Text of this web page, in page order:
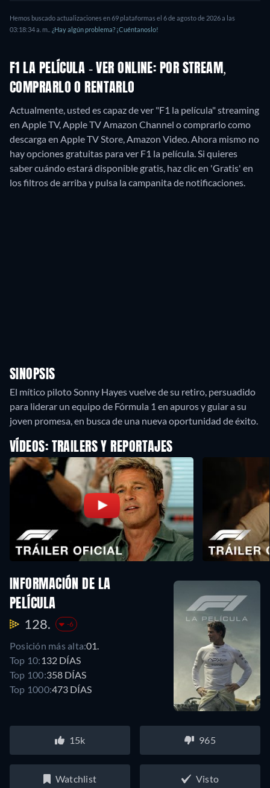
Hemos buscado actualizaciones en69plataformas el 6 de agosto de 2026a las
03:18:34 a. m.
¿Hay algún problema? ¡Cuéntanoslo!
F1 LA PELÍCULA - VER ONLINE: POR STREAM,
COMPRARLO O RENTARLO
Actualmente, usted es capaz de ver "F1 la película" streaming
en Apple TV, Apple TV Amazon Channel o comprarlo como
descarga en Apple TV Store, Amazon Video.Ahora mismo no
hay opciones gratuitas para ver F1 la película. Si quieres
saber cuándo estará disponible gratis, haz clic en 'Gratis' en
los filtros de arriba y pulsa la campanita de notificaciones.
SINOPSIS
El mítico piloto Sonny Hayes vuelve de su retiro, persuadido
para liderar un equipo de Fórmula 1 en apuros y guiar a su
joven promesa, en busca de una nueva oportunidad de éxito.
VÍDEOS: TRAILERS Y REPORTAJES
INFORMACIÓN DE LA
PELÍCULA
128. -6
Posición más alta:01.
Top 10: 132 DÍAS
Top 100:358 DÍAS
Top 1000:473 DÍAS
15k 965
Watchlist Visto